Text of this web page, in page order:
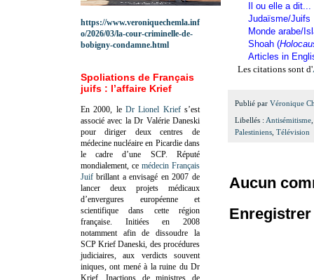
Il ou elle a dit...
Judaïsme/Juifs
Monde arabe/
Shoah (
Articles in
Les citations sont d'
Publié par Véronique
Libellés : Antisémitisme,
Palestiniens, Télévision
Aucun
https://www.veroniquechemla.inf
o/2026/03/la-cour-criminelle-de-
bobigny-condamne.html
Spoliations de Français
juifs : l’affaire Krief
En 2000, le Dr Lionel Kriefs’est
associé avec la Dr Valérie Daneski
pour diriger deux centres de
médecine nucléaire en Picardie dans
le cadre d’une SCP. Réputé
mondialement, ce médecin Français
Juif brillant a envisagé en 2007 de
lancer deux projets médicaux
d’envergures européenne et
scientifique dans cette région
française. Initiées en 2008
notamment afin de dissoudre la
SCP Krief Daneski, des procédures
judiciaires, aux verdicts souvent
iniques, ont mené à la ruine du Dr
Krief.Inactions de ministres de